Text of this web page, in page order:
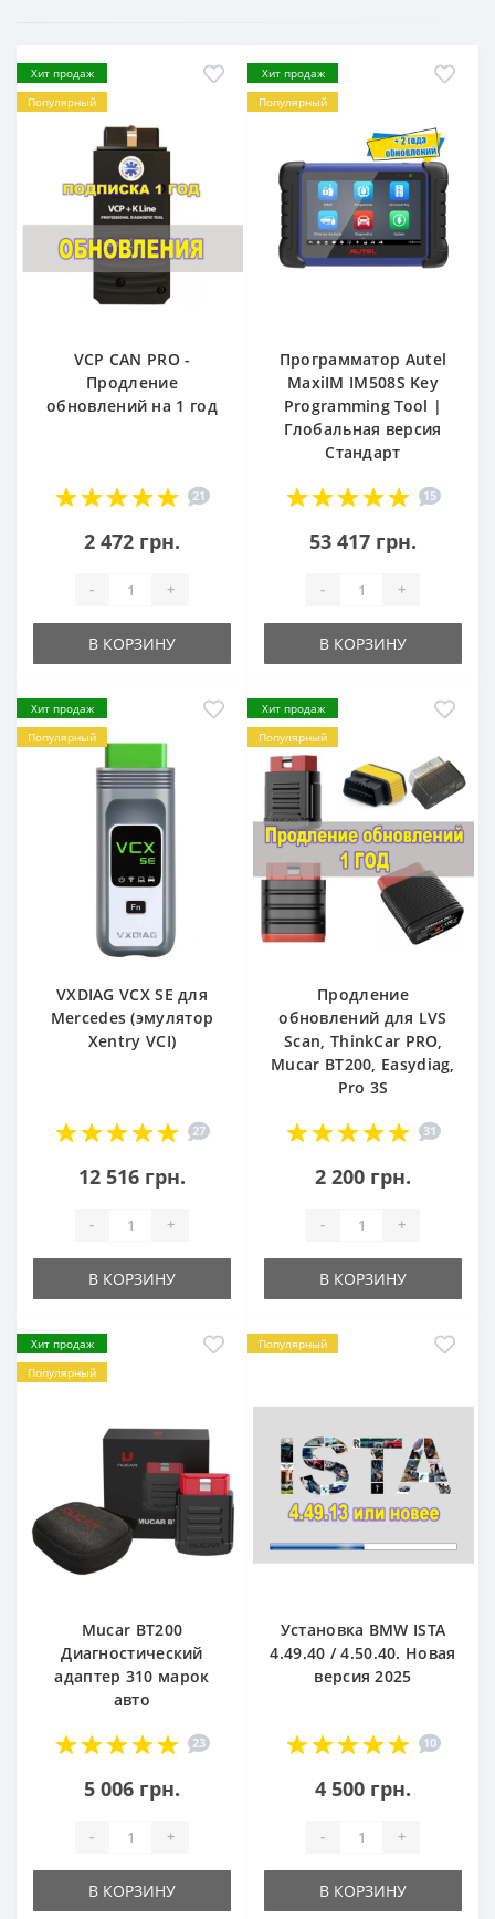
Хит продаж
Популярный
VCP CAN PRO -
Продление
обновлений на 1 год
21
2 472 грн.
- +
В КОРЗИНУ
Хит продаж
Популярный
Программатор Autel
MaxiIM IM508S Key
Programming Tool |
Глобальная версия
Стандарт
15
53 417 грн.
- +
В КОРЗИНУ
Хит продаж
Популярный
VXDIAG VCX SE для
Mercedes (эмулятор
Xentry VCI)
27
12 516 грн.
- +
В КОРЗИНУ
Хит продаж
Популярный
Продление
обновлений для LVS
Scan, ThinkCar PRO,
Mucar BT200, Easydiag,
Pro 3S
31
2 200 грн.
- +
В КОРЗИНУ
Хит продаж
Популярный
Mucar BT200
Диагностический
адаптер 310 марок
авто
23
5 006 грн.
- +
В КОРЗИНУ
Популярный
Установка BMW ISTA
4.49.40 / 4.50.40. Новая
версия 2025
10
4 500 грн.
- +
В КОРЗИНУ